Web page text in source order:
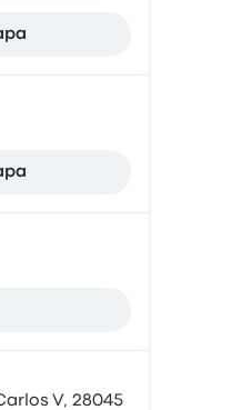
V, 28045